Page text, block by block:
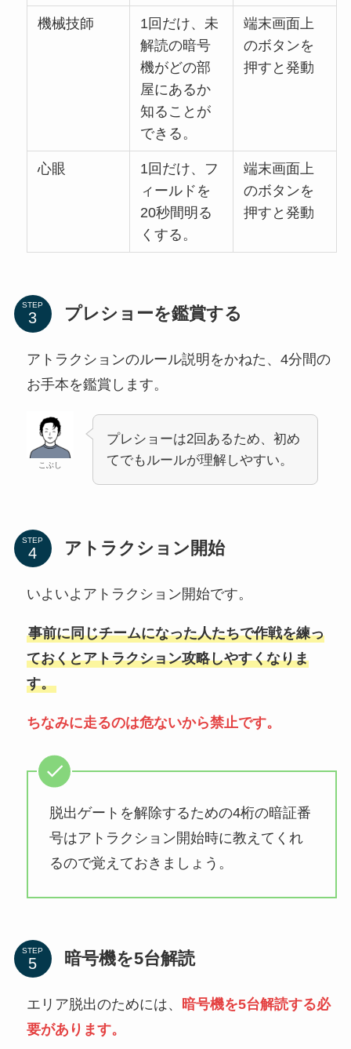
機械技師
1回だけ、未
解読の暗号
機がどの部
屋にあるか
知ることが
できる。
端末画面上
のボタンを
押すと発動
心眼
1回だけ、フ
ィールドを
20秒間明る
くする。
端末画面上
のボタンを
押すと発動
STEP プレショーを鑑賞する
アトラクションのルール説明をかねた、4分間の
お手本を鑑賞します。
こぶし
プレショーは2回あるため、初め
てでもルールが理解しやすい。
STEP アトラクション開始
いよいよアトラクション開始です。
事前に同じチームになった人たちで作戦を練っ
ておくとアトラクション攻略しやすくなりま
す。
ちなみに走るのは危ないから禁止です。
脱出ゲートを解除するための4桁の暗証番
号はアトラクション開始時に教えてくれ
るので覚えておきましょう。
STEP 暗号機を5台解読
エリア脱出のためには、 暗号機を5台解読する必
要があります。